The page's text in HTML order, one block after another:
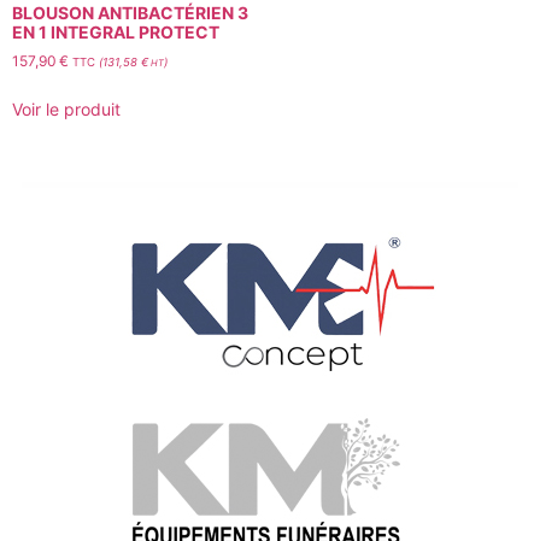
BLOUSON ANTIBACTÉRIEN 3
EN 1 INTEGRAL PROTECT
157,90 € TTC (131,58 €HT)
Voir le produit